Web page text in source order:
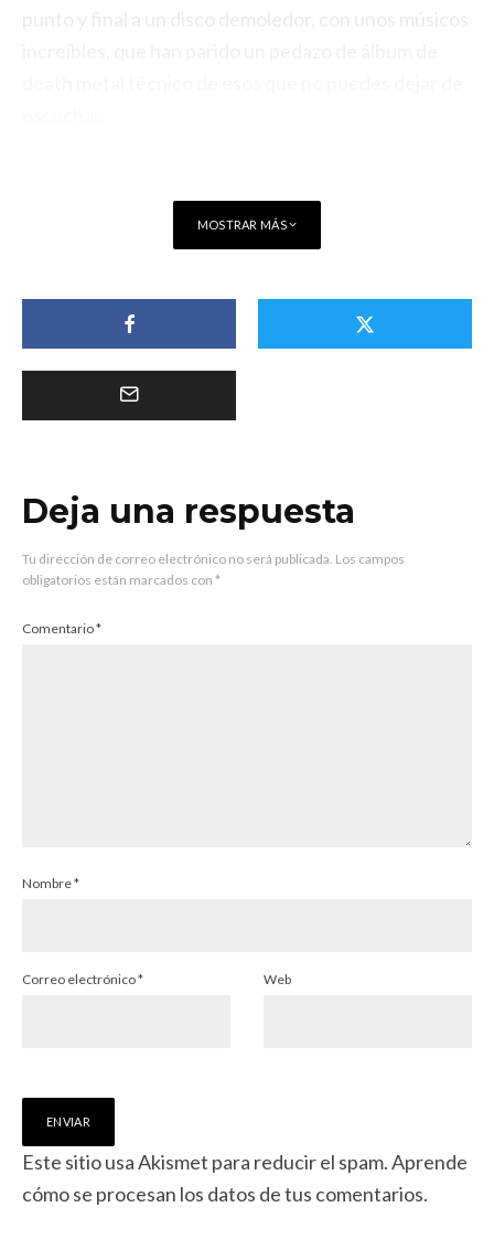
MOSTRAR MÁS
Deja una respuesta
Tu dirección de correo electrónico no será publicada. Los campos
obligatorios están marcados con *
Comentario*
Nombre*
Correo electrónico* Web
Este sitio usa Akismet para reducir el spam.Aprende
cómo se procesan los datos de tus comentarios.